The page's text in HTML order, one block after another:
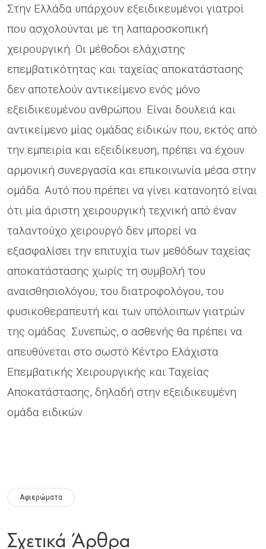
Στην Ελλάδα υπάρχουν εξειδικευμένοι γιατροί
που ασχολούνται με τη λαπαροσκοπική
χειρουργική. Οι μέθοδοι ελάχιστης
επεμβατικότητας και ταχείας αποκατάστασης
δεν αποτελούν αντικείμενο ενός μόνο
εξειδικευμένου ανθρώπου. Είναι δουλειά και
αντικείμενο μίας ομάδας ειδικών που, εκτός από
την εμπειρία και εξειδίκευση, πρέπει να έχουν
αρμονική συνεργασία και επικοινωνία μέσα στην
ομάδα. Αυτό που πρέπει να γίνει κατανοητό είναι
ότι μία άριστη χειρουργική τεχνική από έναν
ταλαντούχο χειρουργό δεν μπορεί να
εξασφαλίσει την επιτυχία των μεθόδων ταχείας
αποκατάστασης χωρίς τη συμβολή του
αναισθησιολόγου, του διατροφολόγου, του
φυσικοθεραπευτή και των υπόλοιπων γιατρών
της ομάδας. Συνεπώς, ο ασθενής θα πρέπει να
απευθύνεται στο σωστό Κέντρο Ελάχιστα
Επεμβατικής Χειρουργικής και Ταχείας
Αποκατάστασης, δηλαδή στην εξειδικευμένη
ομάδα ειδικών.
Αφιερώματα
Σχετικά Άρθρα